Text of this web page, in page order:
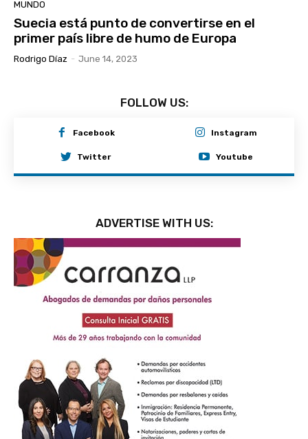
MUNDO
Suecia está punto de convertirse en el
primer país libre de humo de Europa
Rodrigo Díaz - June 14, 2023
FOLLOW US:
Facebook Instagram
Twitter Youtube
ADVERTISE WITH US: